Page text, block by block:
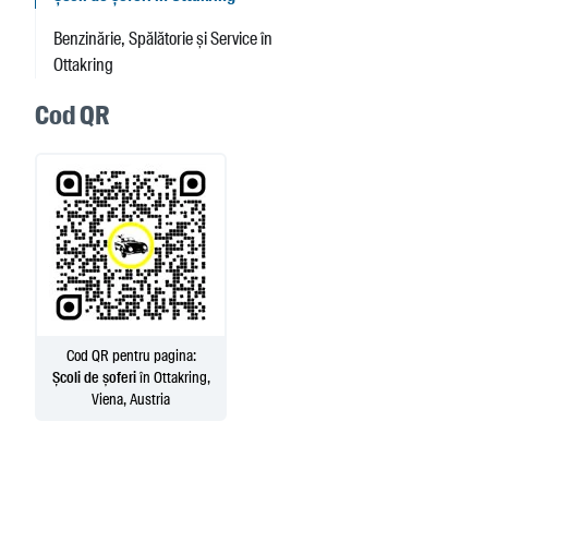
Benzinărie, Spălătorie și Service în
Ottakring
Cod QR
Cod QR pentru pagina:
Școli de șoferiîn Ottakring,
Viena, Austria